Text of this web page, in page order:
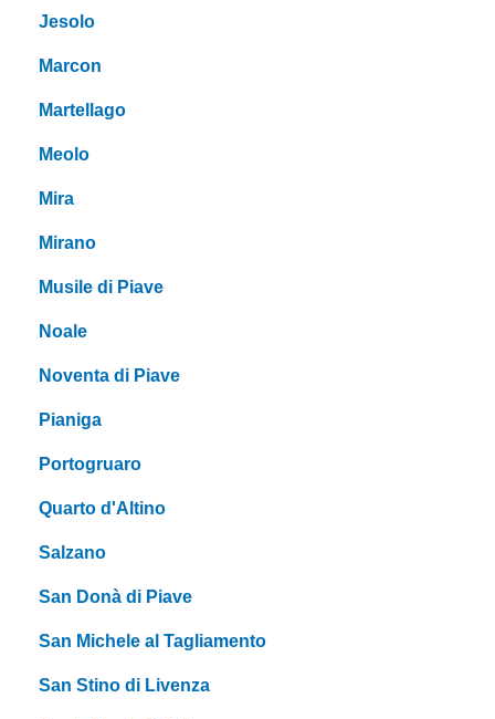
Jesolo
Marcon
Martellago
Meolo
Mira
Mirano
Musile di Piave
Noale
Noventa di Piave
Pianiga
Portogruaro
Quarto d'Altino
Salzano
San Donà di Piave
San Michele al Tagliamento
San Stino di Livenza